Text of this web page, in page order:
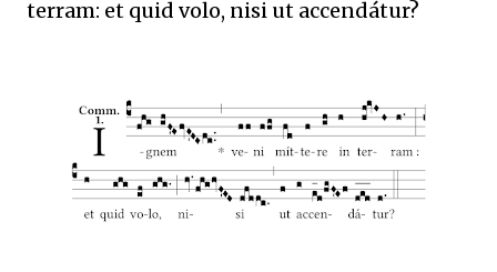
terram: et quid volo, nisi ut accendátur?